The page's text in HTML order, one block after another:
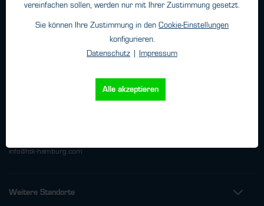
Datenschutz
Impressum
info@htk-hamburg.com
Weitere Standorte
vereinfachen sollen, werden nur mit Ihrer Zustimmung gesetzt.
Sie können Ihre Zustimmung in den Cookie-Einstellungen
konfigurieren.
Datenschutz
Impressum
Alle akzeptieren